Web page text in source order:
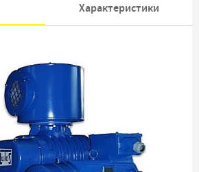
Характеристики